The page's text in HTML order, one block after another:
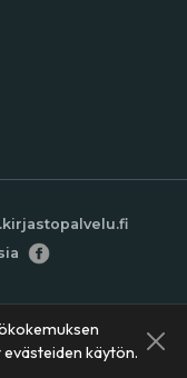
käytön.